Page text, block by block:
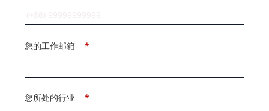
*
您的工作邮箱
*
您所处的行业